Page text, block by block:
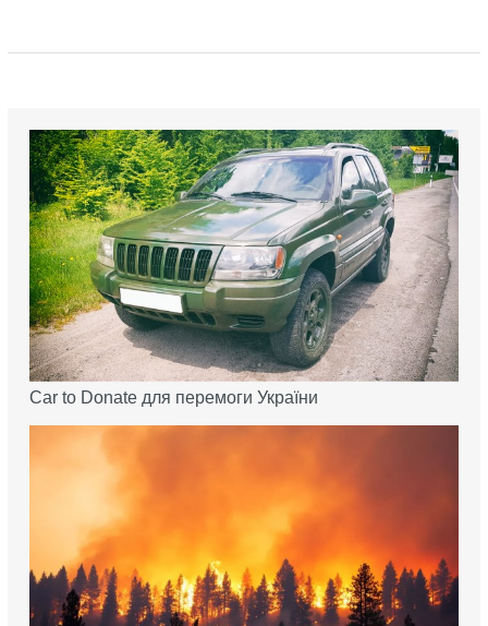
Car to Donate для перемоги України